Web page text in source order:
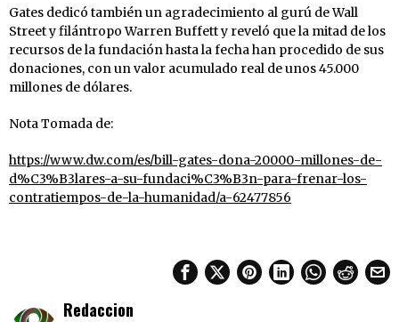
Gates dedicó también un agradecimiento al gurú de Wall
Street y filántropo Warren Buffett y reveló que la mitad de los
recursos de la fundación hasta la fecha han procedido de sus
donaciones, con un valor acumulado real de unos 45.000
millones de dólares.
Nota Tomada de:
https://www.dw.com/es/bill-gates-dona-20000-millones-de-
d%C3%B3lares-a-su-fundaci%C3%B3n-para-frenar-los-
contratiempos-de-la-humanidad/a-62477856
Redaccion